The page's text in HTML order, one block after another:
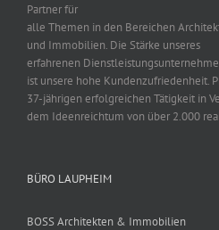
Partner für
alle Themen in den Bereichen
und Immobilien. Die Stärke unseres
erfahrenen
ist unsere hohe Kundenzufriedenheit.
37-jährigen erfolgreichen Tätigkeit in
dem Ideenreichtum von über 2.000
BÜRO LAUPHEIM
BOSS Architekten & Immobilien